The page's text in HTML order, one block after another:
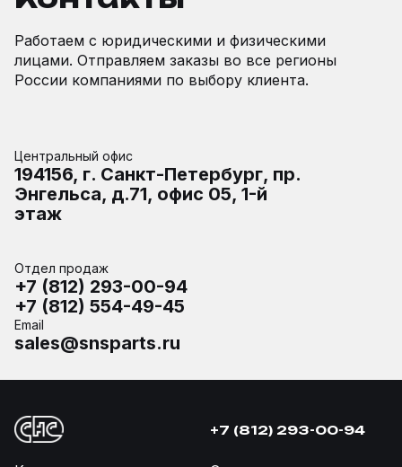
Работаем с юридическими и физическими
лицами. Отправляем заказы во все регионы
России компаниями по выбору клиента.
Центральный офис
194156, г. Санкт-Петербург, пр.
Энгельса, д.71, офис 05, 1-й
этаж
Отдел продаж
+7 (812) 293-00-94
+7 (812) 554-49-45
Email
sales@snsparts.ru
+7 (812) 293-00-94